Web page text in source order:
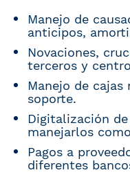
Manejo de
anticipos,
Novaciones,
terceros y
Manejo de
soporte.
Digitalización
manejarlos
Pagos a
diferentes